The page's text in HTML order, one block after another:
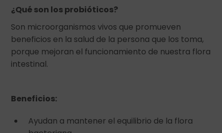
¿Qué son los probióticos?
Son microorganismos vivos que promueven
beneficios en la salud de la persona que los toma,
porque mejoran el funcionamiento de nuestra flora
intestinal.
Beneficios:
Ayudan a mantener el equilibrio de la flora